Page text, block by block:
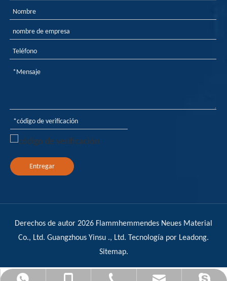
Entregar
Derechos de autor 2026 Flammhemmendes Neues Material
Co., Ltd. Guangzhous Yinsu ., Ltd. Tecnología por Leadong.
Sitemap.